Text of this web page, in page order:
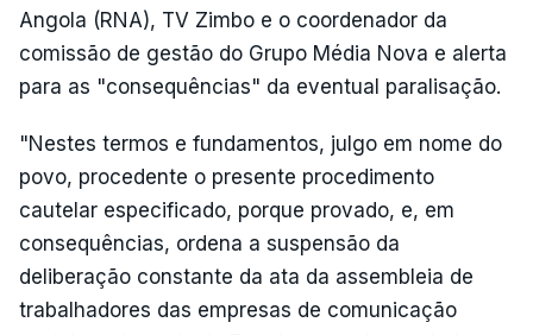
Angola (RNA), TV Zimbo e o coordenador da
comissão de gestão do Grupo Média Nova e alerta
para as "consequências" da eventual paralisação.
"Nestes termos e fundamentos, julgo em nome do
povo, procedente o presente procedimento
cautelar especificado, porque provado, e, em
consequências, ordena a suspensão da
deliberação constante da ata da assembleia de
trabalhadores das empresas de comunicação